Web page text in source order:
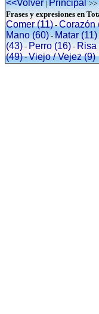
<<Volver|Principal >>
Frases y expresiones en
Comer (11)-Corazón
Mano (60)-Matar (11)
(43)-Perro (16)-Risa
(49)-Viejo / Vejez (9)